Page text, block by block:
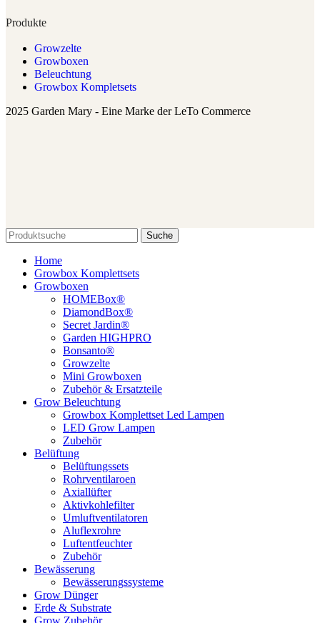
Produkte
Growzelte
Growboxen
Beleuchtung
Growbox Kompletsets
2025 Garden Mary - Eine Marke der LeTo Commerce
Suche
Home
Growbox Komplettsets
Growboxen
HOMEBox®
DiamondBox®
Secret Jardin®
Garden HIGHPRO
Bonsanto®
Growzelte
Mini Growboxen
Zubehör & Ersatzteile
Grow Beleuchtung
Growbox Komplettset Led Lampen
LED Grow Lampen
Zubehör
Belüftung
Belüftungssets
Rohrventilaroen
Axiallüfter
Aktivkohlefilter
Umluftventilatoren
Aluflexrohre
Luftentfeuchter
Zubehör
Bewässerung
Bewässerungssysteme
Grow Dünger
Erde & Substrate
Grow Zubehör